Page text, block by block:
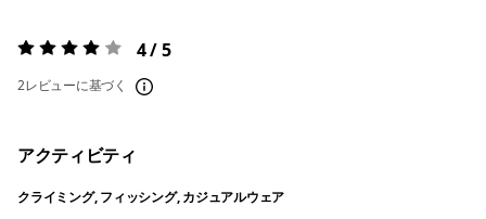
評価:4 / 5 4 / 5
2レビューに基づく
アクティビティ
クライミング, フィッシング, カジュアルウェア